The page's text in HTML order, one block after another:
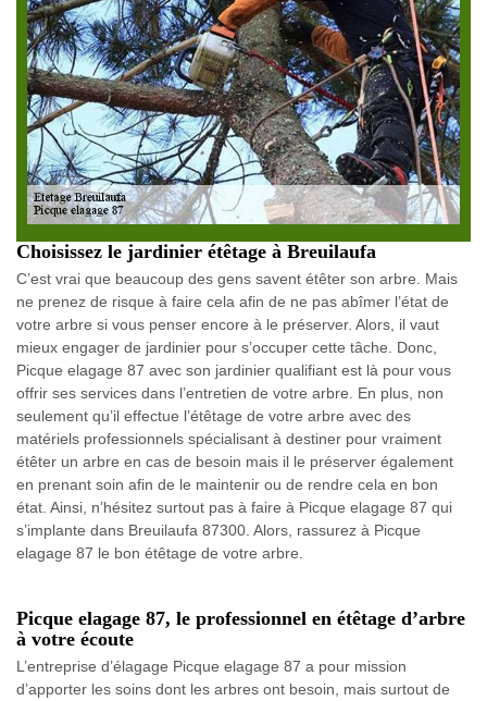
Choisissez le jardinier étêtage à Breuilaufa
C’est vrai que beaucoup des gens savent étêter son arbre. Mais
ne prenez de risque à faire cela afin de ne pas abîmer l’état de
votre arbre si vous penser encore à le préserver. Alors, il vaut
mieux engager de jardinier pour s’occuper cette tâche. Donc,
Picque elagage 87 avec son jardinier qualifiant est là pour vous
offrir ses services dans l’entretien de votre arbre. En plus, non
seulement qu’il effectue l’étêtage de votre arbre avec des
matériels professionnels spécialisant à destiner pour vraiment
étêter un arbre en cas de besoin mais il le préserver également
en prenant soin afin de le maintenir ou de rendre cela en bon
état. Ainsi, n’hésitez surtout pas à faire à Picque elagage 87 qui
s’implante dans Breuilaufa 87300. Alors, rassurez à Picque
elagage 87 le bon étêtage de votre arbre.
Picque elagage 87, le professionnel en étêtage d’arbre
à votre écoute
L’entreprise d’élagage Picque elagage 87 a pour mission
d’apporter les soins dont les arbres ont besoin, mais surtout de